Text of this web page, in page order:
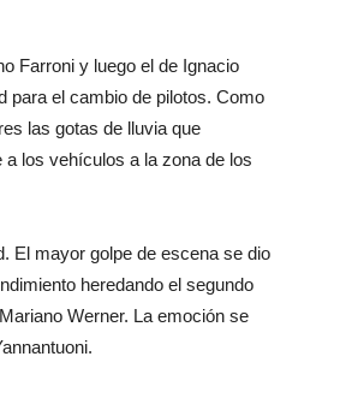
Farroni y luego el de Ignacio
para el cambio de pilotos. Como
las gotas de lluvia que
los vehículos a la zona de los
El mayor golpe de escena se dio
heredando el segundo
Werner. La emoción se